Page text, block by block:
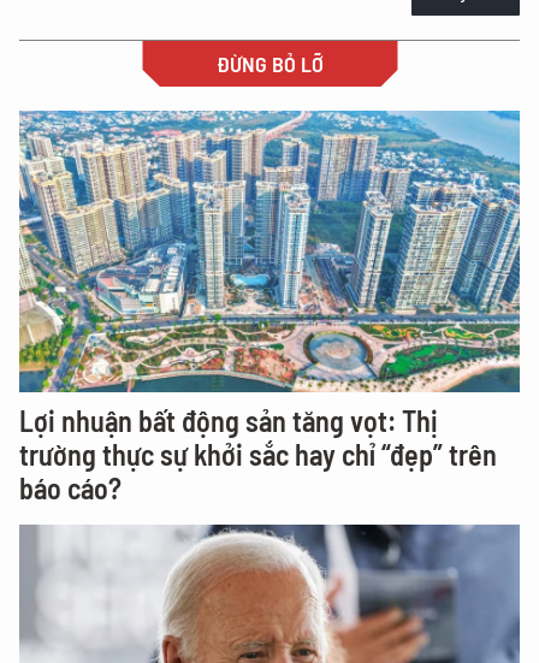
ĐỪNG BỎ LỠ
Lợi nhuận bất động sản tăng vọt: Thị
trường thực sự khởi sắc hay chỉ “đẹp” trên
báo cáo?